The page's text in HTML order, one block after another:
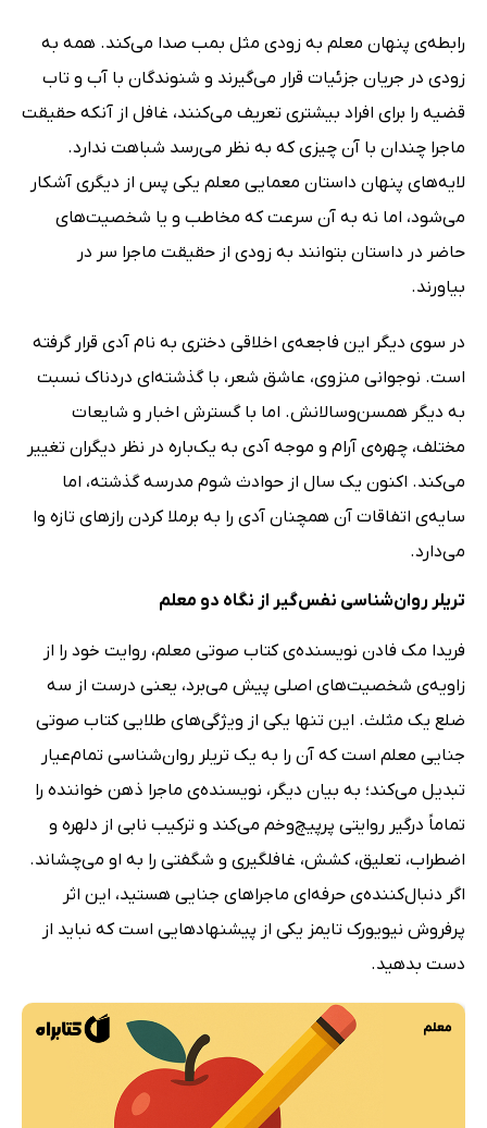
رابطه‌ی پنهان معلم به زودی مثل بمب صدا می‌کند. همه به
زودی در جریان جزئیات قرار می‌گیرند و شنوندگان با آب و تاب
قضیه را برای افراد بیشتری تعریف می‌کنند، غافل از آنکه حقیقت
ماجرا چندان با آن چیزی که به‌ نظر می‌رسد شباهت ندارد.
لایه‌های پنهان داستان معمایی معلم یکی پس از دیگری آشکار
می‌شود، اما نه به آن سرعت که مخاطب و یا شخصیت‌های
حاضر در داستان بتوانند به زودی از حقیقت ماجرا سر در
بیاورند.
در سوی دیگر این فاجعه‌ی اخلاقی دختری به نام آدی قرار گرفته
است. نوجوانی منزوی، عاشق شعر، با گذشته‌ای دردناک نسبت
به دیگر همسن‌وسالانش. اما با گسترش اخبار و شایعات
مختلف، چهره‌ی آرام و موجه آدی به یک‌باره در نظر دیگران تغییر
می‌کند. اکنون یک سال از حوادث شوم مدرسه گذشته، اما
سایه‌ی اتفاقات آن همچنان آدی را به برملا کردن رازهای تازه وا
می‌دارد.
تریلر روان‌شناسی نفس‌گیر از نگاه دو معلم
فریدا مک فادن نویسنده‌‌ی کتاب صوتی معلم، روایت خود را از
زاویه‌ی شخصیت‌های اصلی پیش می‌برد، یعنی درست از سه
ضلع یک مثلث. این تنها یکی از ویژگی‌های طلایی کتاب صوتی
جنایی معلم است که آن را به یک تریلر روان‌شناسی تمام‌عیار
تبدیل می‌کند؛ به بیان دیگر، نویسنده‌ی ماجرا ذهن خواننده را
تماماً درگیر روایتی پرپیچ‌وخم می‌کند و ترکیب نابی از دلهره و
اضطراب، تعلیق، کشش، غافلگیری و شگفتی را به او می‌چشاند.
اگر دنبال‌کننده‌ی حرفه‌ای ماجراهای جنایی هستید، این اثر
پرفروش نیویورک تایمز یکی از پیشنهادهایی است که نباید از
دست بدهید.